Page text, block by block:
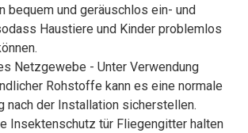
bequem und geräuschlos ein- und
Haustiere und Kinder problemlos
Netzgewebe - Unter Verwendung
Rohstoffe kann es eine normale
nach der Installation sicherstellen.
Insektenschutz tür Fliegengitter halten